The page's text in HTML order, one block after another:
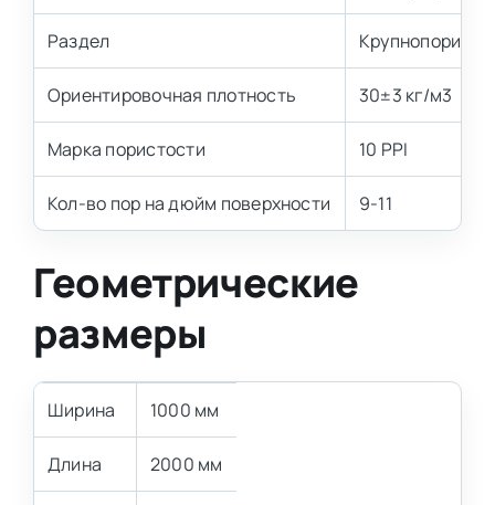
Раздел
Ориентировочная плотность 30±3 кг/м3
Марка пористости 10 PPI
Кол-во пор на дюйм поверхности 9-11
Геометрические
размеры
Ширина 1000 мм
Длина 2000 мм